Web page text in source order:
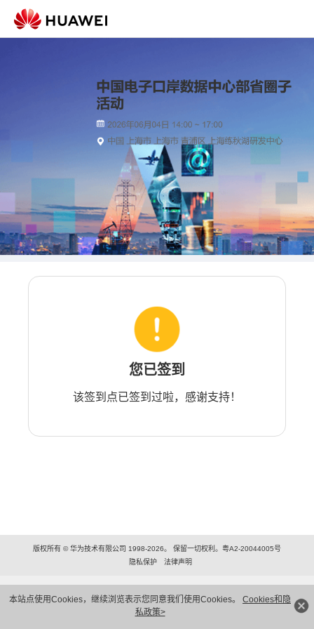
本站点使用Cookies，继续浏览表示您同意我们使用Cookies。 Cookies和隐
私政策>
您已签到
该签到点已签到过啦，感谢支持！
版权所有 © 华为技术有限公司 1998-2026。 保留一切权利。粤A2-20044005号
隐私保护
法律声明